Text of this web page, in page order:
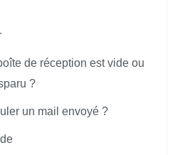
de réception est vide ou
?
un mail envoyé ?